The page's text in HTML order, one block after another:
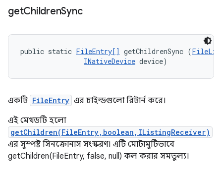
getChildrenSync
public static FileEntry[] getChildrenSync (
INativeDevice device)
একটি FileEntry এর চাইল্ডগুলো রিটার্ন করে।
এই মেথডটি হলো
getChildren(FileEntry,boolean,IListingReceiver)
এর সুস্পষ্ট সিনক্রোনাস সংস্করণ। এটি মোটামুটিভাবে
getChildren(FileEntry, false, null) কল করার সমতুল্য।